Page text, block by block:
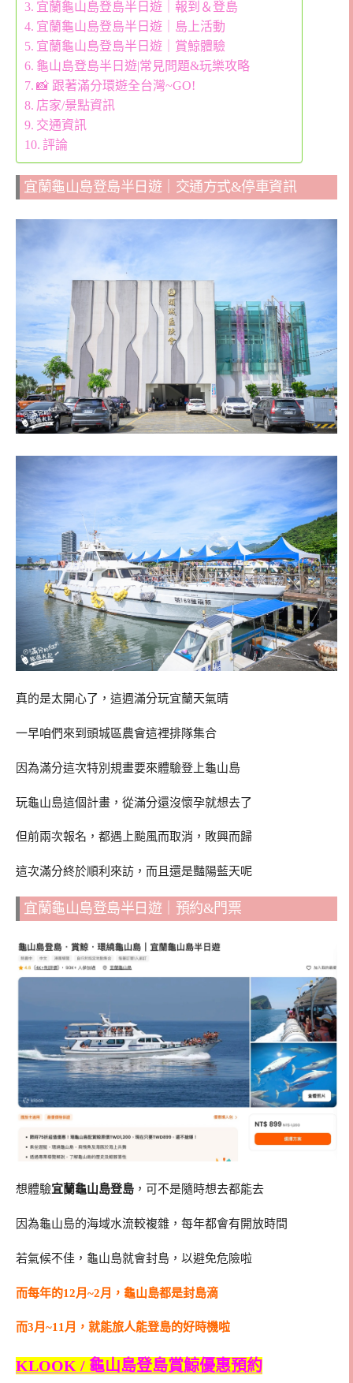
宜蘭龜山島登島半日遊｜報到＆登島
宜蘭龜山島登島半日遊｜島上活動
宜蘭龜山島登島半日遊｜賞鯨體驗
龜山島登島半日遊|常見問題&玩樂攻略
📸 跟著滿分環遊全台灣~GO!
店家/景點資訊
交通資訊
評論
宜蘭龜山島登島半日遊｜交通方式&停車資訊
真的是太開心了，這週滿分玩宜蘭天氣晴
一早咱們來到頭城區農會這裡排隊集合
因為滿分這次特別規畫要來體驗登上龜山島
玩龜山島這個計畫，從滿分還沒懷孕就想去了
但前兩次報名，都遇上颱風而取消，敗興而歸
這次滿分終於順利來訪，而且還是豔陽藍天呢
宜蘭龜山島登島半日遊｜預約&門票
想體驗宜蘭龜山島登島 ，可不是隨時想去都能去
因為龜山島的海域水流較複雜，每年都會有開放時間
若氣候不佳，龜山島就會封島，以避免危險啦
而每年的12月~2月，龜山島都是封島滴
而3月~11月，就能旅人能登島的好時機啦
KLOOK / 龜山島登島賞鯨優惠預約